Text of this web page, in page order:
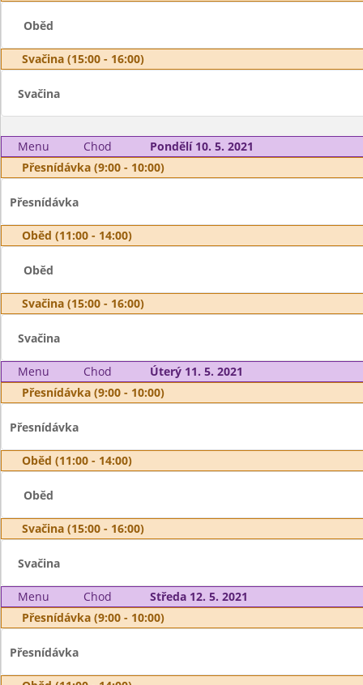
Oběd
Svačina (15:00 - 16:00)
Svačina
Menu Chod
Pondělí 10. 5. 2021
Přesnídávka (9:00 - 10:00)
Přesnídávka
Oběd (11:00 - 14:00)
Oběd
Svačina (15:00 - 16:00)
Svačina
Menu Chod
Úterý 11. 5. 2021
Přesnídávka (9:00 - 10:00)
Přesnídávka
Oběd (11:00 - 14:00)
Oběd
Svačina (15:00 - 16:00)
Svačina
Menu Chod
Středa 12. 5. 2021
Přesnídávka (9:00 - 10:00)
Přesnídávka